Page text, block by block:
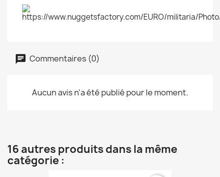
Commentaires (0)
Aucun avis n'a été publié pour le moment.
16 autres produits dans la même
catégorie :